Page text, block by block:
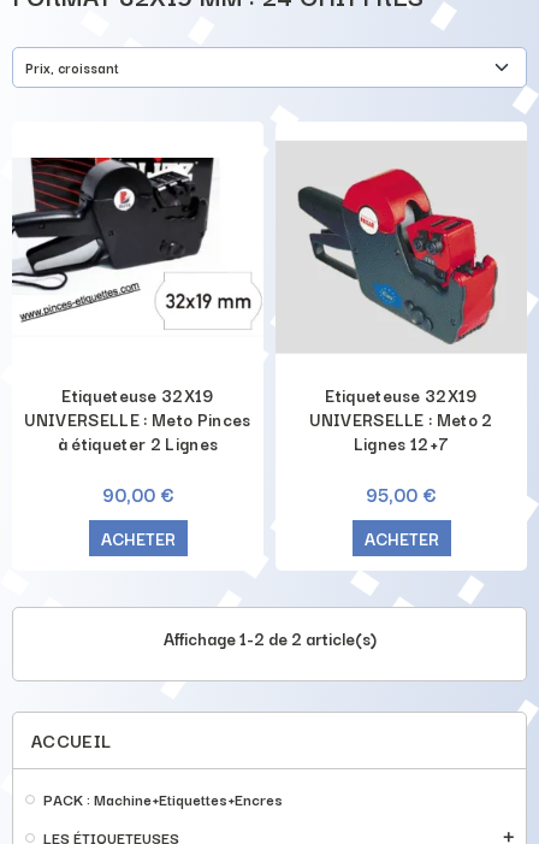
ACCUEIL
PACK : Machine+Etiquettes+Encres
LES ÉTIQUETEUSES
add
Prix, croissant
Etiqueteuse 32X19
UNIVERSELLE : Meto Pinces
à étiqueter 2 Lignes
90,00 €
ACHETER
Etiqueteuse 32X19
UNIVERSELLE : Meto 2
Lignes 12+7
95,00 €
ACHETER
Affichage 1-2 de 2 article(s)